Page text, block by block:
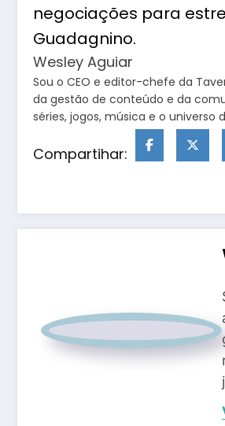
Wesley Aguiar
Sou o CEO e editor-chefe da
da gestão de conteúdo e da
séries, jogos, música e o
Compartihar: